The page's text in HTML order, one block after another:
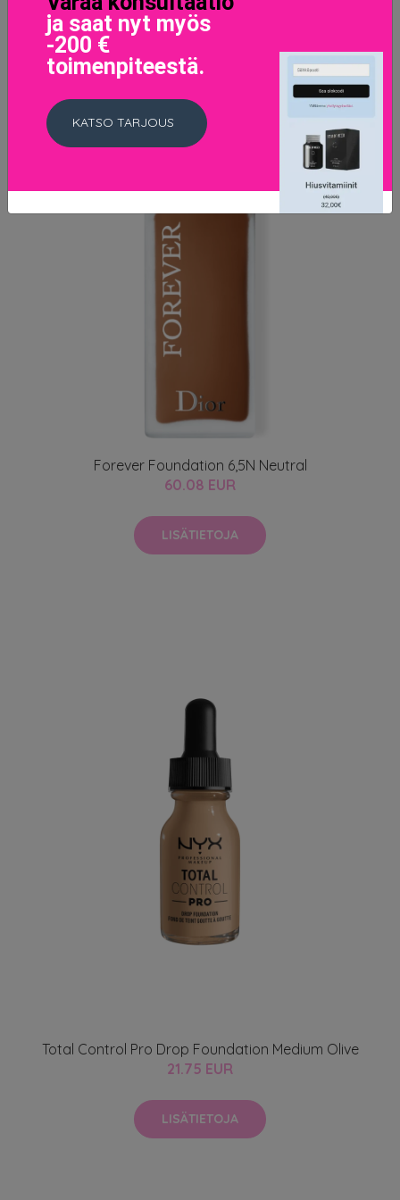
Forever Foundation 6,5N Neutral
60.08 EUR
LISÄTIETOJA
Total Control Pro Drop Foundation Medium Olive
21.75 EUR
LISÄTIETOJA
ja saat nyt myös
-200 €
toimenpiteestä.
KATSO TARJOUS